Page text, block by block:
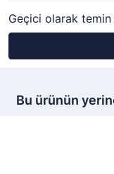
Geçici olarak
Bu ürünün